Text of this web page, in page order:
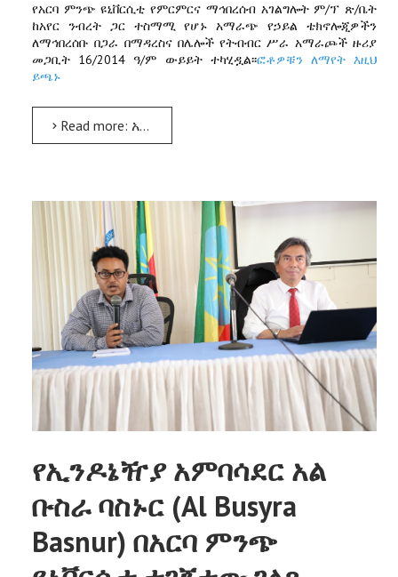
የአርባ ምንጭ ዩኒቨርሲቲ የምርምርና ማኅበረሰብ አገልግሎት ም/ፕ ጽ/ቤት
ከአየር ንብረት ጋር ተስማሚ የሆኑ አማራጭ የኃይል ቴክኖሎጂዎችን
ለማኅበረሰቡ በጋራ በማዳረስና በሌሎች የትብብር ሥራ አማራጮች ዙሪያ
መጋቢት 16/2014 ዓ/ም ውይይት ተካሂዷል፡፡ፎቶዎቹን ለማየት እዚህ
ይጫኑ
Read more: አርባ ምንጭ ዩኒቨርሲቲ “Vita” ከተሰኘ ድርጅት ጋር በትብብር ለመሥራት በሚያስችሉ ጉዳዮች ላይ ውይይት አካሄደ
የኢንዶኔዥያ አምባሳደር አል
ቡስራ ባስኑር (Al Busyra
Basnur) በአርባ ምንጭ